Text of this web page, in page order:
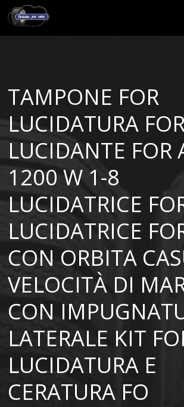
MISURE GOMME
BLOG
SHOP
TAMPONE FOR
LUCIDATURA
LUCIDANTE FOR
1200 W 1-8
LUCIDATRICE
LUCIDATRICE
CON ORBITA
VELOCITÀ DI
CON
LATERALE KIT
LUCIDATURA E
CERATURA FO